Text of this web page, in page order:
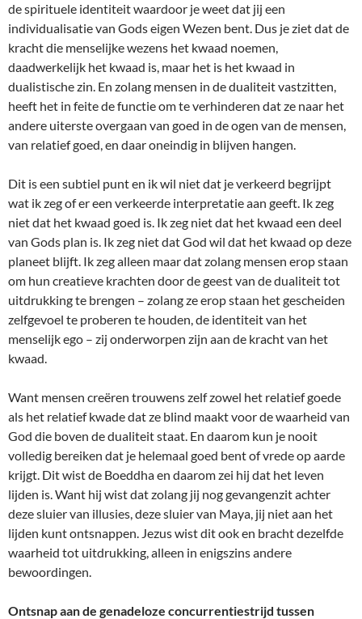
de spirituele identiteit waardoor je weet dat jij een
individualisatie van Gods eigen Wezen bent. Dus je ziet dat de
kracht die menselijke wezens het kwaad noemen,
daadwerkelijk het kwaad is, maar het is het kwaad in
dualistische zin. En zolang mensen in de dualiteit vastzitten,
heeft het in feite de functie om te verhinderen dat ze naar het
andere uiterste overgaan van goed in de ogen van de mensen,
van relatief goed, en daar oneindig in blijven hangen.
Dit is een subtiel punt en ik wil niet dat je verkeerd begrijpt
wat ik zeg of er een verkeerde interpretatie aan geeft. Ik zeg
niet dat het kwaad goed is. Ik zeg niet dat het kwaad een deel
van Gods plan is. Ik zeg niet dat God wil dat het kwaad op deze
planeet blijft. Ik zeg alleen maar dat zolang mensen erop staan
om hun creatieve krachten door de geest van de dualiteit tot
uitdrukking te brengen – zolang ze erop staan het gescheiden
zelfgevoel te proberen te houden, de identiteit van het
menselijk ego – zij onderworpen zijn aan de kracht van het
kwaad.
Want mensen creëren trouwens zelf zowel het relatief goede
als het relatief kwade dat ze blind maakt voor de waarheid van
God die boven de dualiteit staat. En daarom kun je nooit
volledig bereiken dat je helemaal goed bent of vrede op aarde
krijgt. Dit wist de Boeddha en daarom zei hij dat het leven
lijden is. Want hij wist dat zolang jij nog gevangenzit achter
deze sluier van illusies, deze sluier van Maya, jij niet aan het
lijden kunt ontsnappen. Jezus wist dit ook en bracht dezelfde
waarheid tot uitdrukking, alleen in enigszins andere
bewoordingen.
Ontsnap aan de genadeloze concurrentiestrijd tussen